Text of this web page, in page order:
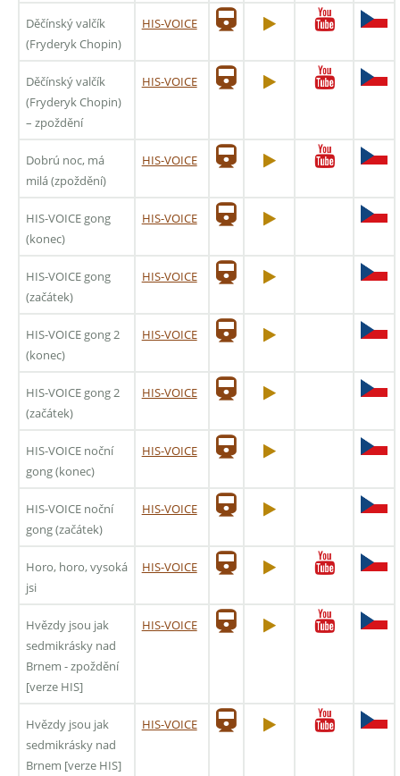
Děčínský valčík
(Fryderyk Chopin)
HIS-VOICE
Děčínský valčík
(Fryderyk Chopin)
– zpoždění
HIS-VOICE
Dobrú noc, má
milá (zpoždění)
HIS-VOICE
HIS-VOICE gong
(konec)
HIS-VOICE
HIS-VOICE gong
(začátek)
HIS-VOICE
HIS-VOICE gong 2
(konec)
HIS-VOICE
HIS-VOICE gong 2
(začátek)
HIS-VOICE
HIS-VOICE noční
gong (konec)
HIS-VOICE
HIS-VOICE noční
gong (začátek)
HIS-VOICE
Horo, horo, vysoká
jsi
HIS-VOICE
Hvězdy jsou jak
sedmikrásky nad
Brnem - zpoždění
[verze HIS]
HIS-VOICE
Hvězdy jsou jak
sedmikrásky nad
Brnem [verze HIS]
HIS-VOICE